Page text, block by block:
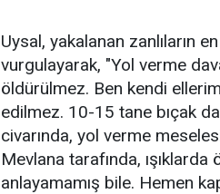
Uysal, yakalanan zanlıların
vurgulayarak, "Yol verme
öldürülmez. Ben kendi
edilmez. 10-15 tane bıçak
civarında, yol verme
Mevlana tarafında, ışıklarda
anlayamamış bile. Hemen